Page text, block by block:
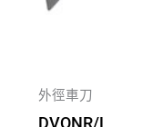
外徑車刀